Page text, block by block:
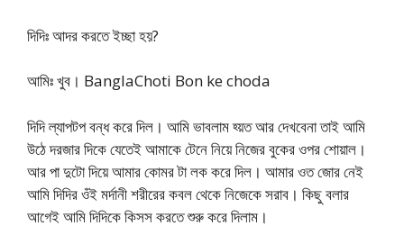
দিদিঃ আদর করতে ইচ্ছা হয়?
আমিঃ খুব। BanglaChoti Bon ke choda
দিদি ল্যাপটপ বন্ধ করে দিল। আমি ভাবলাম হ্য়ত আর দেখবেনা তাই আমি
উঠে দরজার দিকে যেতেই আমাকে টেনে নিয়ে নিজের বুকের ওপর শোয়াল।
আর পা দুটো দিয়ে আমার কোমর টা লক করে দিল। আমার ওত জোর নেই
আমি দিদির ওঁই মর্দানী শরীরের কবল থেকে নিজেকে সরাব। কিছু বলার
আগেই আমি দিদিকে কিসস করতে শুরু করে দিলাম।